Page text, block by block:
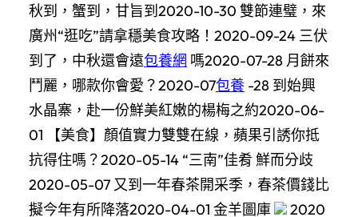
秋到，蟹到，甘旨到2020-10-30 雙節連璧，來
廣州“逛吃”請拿穩美食攻略！2020-09-24 三伏
到了，中秋還會遠包養網 嗎2020-07-28 月餅來
鬥麗，哪款你會愛？2020-07包養 -28 到始興
水晶寨，赴一份鮮美紅嫩的楊梅之約2020-06-
01 【美食】顏值實力雙雙在線，蘋果引誘你抵
抗得住嗎？2020-05-14 “三南”佳肴 鮮而分歧
2020-05-07 又到一年春茶開采季，春茶價錢比
擬今年有所降落2020-04-01 金羊圖庫
2020